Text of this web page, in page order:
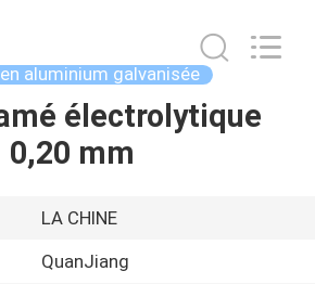
aluminium galvanisée
électrolytique
0,20 mm
LA CHINE
QuanJiang